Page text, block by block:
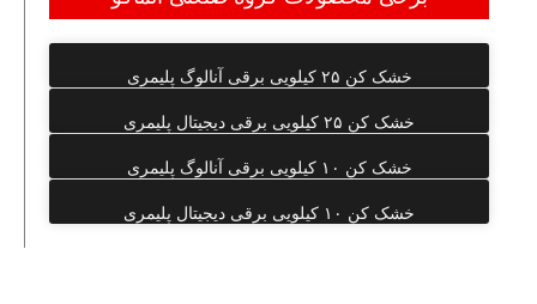
خشک کن ۲۵ کیلویی برقی آنالوگ پلیمری
خشک کن ۲۵ کیلویی برقی دیجیتال پلیمری
خشک کن ۱۰ کیلویی برقی آنالوگ پلیمری
خشک کن ۱۰ کیلویی برقی دیجیتال پلیمری